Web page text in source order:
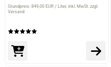
Grundpreis: 849,00 EUR / Liter inkl. MwSt. zzgl.
Versand